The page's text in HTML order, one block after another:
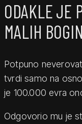
ODAKLE JE
MALIH
Potpuno
tvrdi samo na
je 100.000 evra
Odgovorio mu je